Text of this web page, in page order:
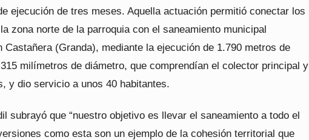
ejecución de tres meses. Aquella actuación permitió conectar los
zona norte de la parroquia con el saneamiento municipal
Castañera (Granda), mediante la ejecución de 1.790 metros de
milímetros de diámetro, que comprendían el colector principal y
y dio servicio a unos 40 habitantes.
subrayó que “nuestro objetivo es llevar el saneamiento a todo el
como esta son un ejemplo de la cohesión territorial que